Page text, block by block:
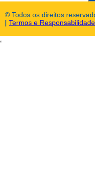
© Todos os direitos
| Termos e